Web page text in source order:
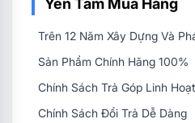
Yên Tâm Mua Hàng
Trên 12 Năm Xây Dựng Và
Sản Phẩm Chính Hãng 100%
Chính Sách Trả Góp Linh Hoạt
Chính Sách Đổi Trả Dễ Dàng